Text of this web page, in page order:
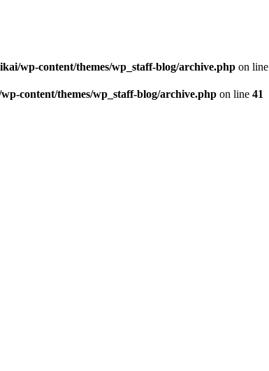
wp-content/themes/wp_staff-blog/archive.php on line
content/themes/wp_staff-blog/archive.php on line 41